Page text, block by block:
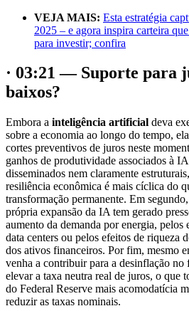
VEJA MAIS: Esta estratégia
2025 – e agora inspira carteira
para investir; confira
· 03:21 — Suporte para
baixos?
Embora a inteligência artificial deva
sobre a economia ao longo do tempo,
cortes preventivos de juros neste
ganhos de produtividade associados à
disseminados nem claramente
resiliência econômica é mais cíclica do
transformação permanente. Em
própria expansão da IA tem gerado
aumento da demanda por energia, pelos
data centers ou pelos efeitos de riqueza
dos ativos financeiros. Por fim, mesmo
venha a contribuir para a desinflação no
elevar a taxa neutra real de juros, o que
do Federal Reserve mais acomodatícia
reduzir as taxas nominais.